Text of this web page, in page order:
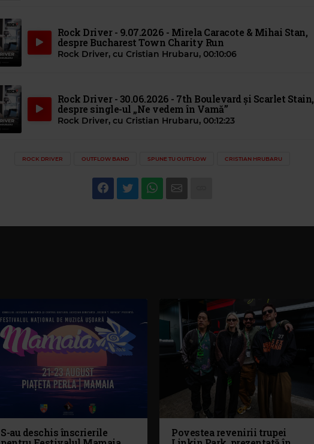
Rock Driver - 9.07.2026 - Mirela Caracote & Mihai Stan,
despre Bucharest Town Charity Run
Rock Driver, cu Cristian Hrubaru, 00:10:06
Rock Driver - 30.06.2026 - 7th Boulevard și Scarlet Stain,
despre single-ul „Ne vedem în Vamă”
Rock Driver, cu Cristian Hrubaru, 00:12:23
ROCK DRIVER OUTFLOW BAND SPUNE TU OUTFLOW CRISTIAN HRUBARU
S-au deschis înscrierile
Povestea revenirii trupei